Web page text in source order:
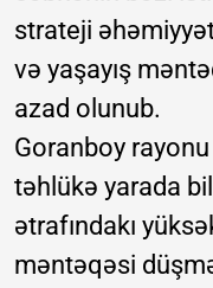
strateji
və yaşayış
azad olunub.
Goranboy
təhlükə yarada
ətrafındakı
məntəqəsi